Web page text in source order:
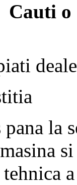
Cauti o
la
si